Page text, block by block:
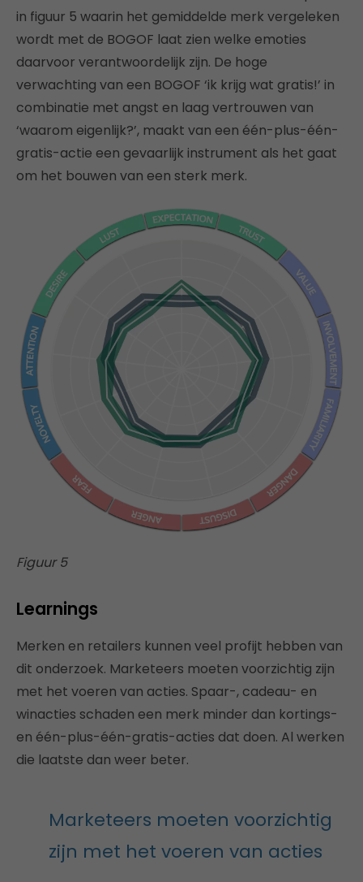
in figuur 5 waarin het gemiddelde merk vergeleken
wordt met de BOGOF laat zien welke emoties
daarvoor verantwoordelijk zijn. De hoge
verwachting van een BOGOF ‘ik krijg wat gratis!’ in
combinatie met angst en laag vertrouwen van
‘waarom eigenlijk?’, maakt van een één-plus-één-
gratis-actie een gevaarlijk instrument als het gaat
om het bouwen van een sterk merk.
Figuur 5
Learnings
Merken en retailers kunnen veel profijt hebben van
dit onderzoek. Marketeers moeten voorzichtig zijn
met het voeren van acties. Spaar-, cadeau- en
winacties schaden een merk minder dan kortings-
en één-plus-één-gratis-acties dat doen. Al werken
die laatste dan weer beter.
Marketeers moeten voorzichtig
zijn met het voeren van acties